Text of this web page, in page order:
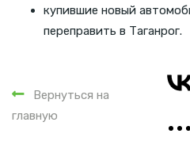
купившие новый
переправить в Таганрог.
Вернуться на
главную